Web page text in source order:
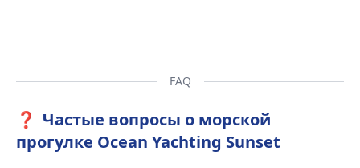
FAQ
❓ Частые вопросы о морской
прогулке Ocean Yachting Sunset